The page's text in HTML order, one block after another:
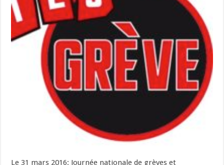
Le 31 mars 2016: Journée nationale de grèves et